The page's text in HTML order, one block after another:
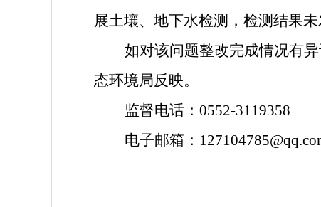
展土壤、地下水检测，检测结果未
如对该问题整改完成情况有
态环境局反映。
监督电话： 0552-3119358
电子邮箱：